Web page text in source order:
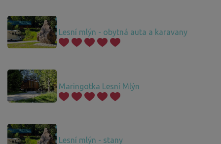
Lesní mlýn - obytná auta a karavany
Maringotka Lesní Mlýn
Lesní mlýn - stany